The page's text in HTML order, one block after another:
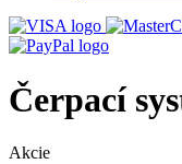
Čerpací
Akcie